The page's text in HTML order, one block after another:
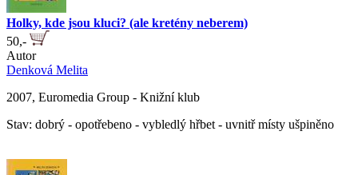
Holky, kde jsou kluci? (ale kretény neberem)
50,-
Autor
Denková Melita
2007, Euromedia Group - Knižní klub
Stav: dobrý - opotřebeno - vybledlý hřbet - uvnitř místy ušpiněno